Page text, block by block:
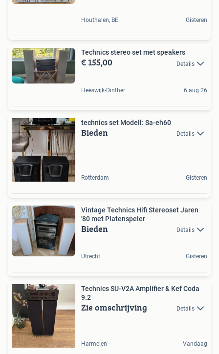
Houthalen, BE Gisteren
Technics stereo set met speakers
€ 155,00 Details
Heeswijk-Dinther 6 aug 26
technics set Modell: Sa-eh60
Bieden Details
Rotterdam Gisteren
Vintage Technics Hifi Stereoset Jaren
'80 met Platenspeler
Bieden Details
Utrecht Gisteren
Technics SU-V2A Amplifier & Kef Coda
9.2
Zie omschrijving Details
Harmelen Vandaag